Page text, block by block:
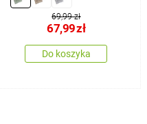
szt.
69,99 zł
67,99zł
Do koszyka